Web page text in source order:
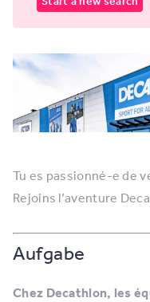
Tu es passionné-e de
Rejoins l’aventure
Aufgabe
Chez Decathlon, les